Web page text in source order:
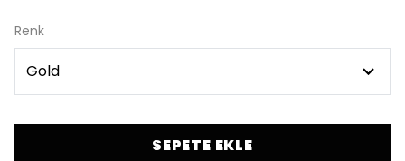
Renk
SEPETE EKLE